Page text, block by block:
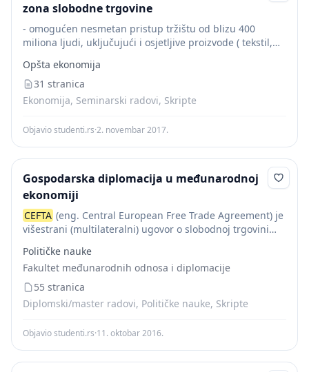
zona slobodne trgovine
- omogućen nesmetan pristup tržištu od blizu 400
miliona ljudi, uključujući i osjetljive proizvode ( tekstil,
imaju komparativnu prednost, a...
Opšta ekonomija
31 stranica
Ekonomija, Seminarski radovi, Skripte
Objavio studenti.rs·2. novembar 2017.
Gospodarska diplomacija u međunarodnoj
ekonomiji
CEFTA (eng. Central European Free Trade Agreement) je
višestrani (multilateralni) ugovor o slobodnoj trgovini
Europska Unija UN Ujedinjene Nacije PR (eng. Public
Relations)...
Političke nauke
Fakultet međunarodnih odnosa i diplomacije
55 stranica
Diplomski/master radovi, Političke nauke, Skripte
Objavio studenti.rs·11. oktobar 2016.